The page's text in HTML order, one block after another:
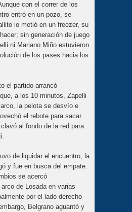
con el correr de los
entró en un pozo, se
lo metió en un freezer, su
sin generación de juego
ni Mariano Miño estuvieron
de los pases hacia los
el partido arrancó
a los 10 minutos, Zapelli
la pelota se desvío e
el rebote para sacar
al fondo de la red para
de liquidar el encuentro, la
y fue en busca del empate.
se acercó
de Losada en varias
por el lado derecho
Belgrano aguantó y